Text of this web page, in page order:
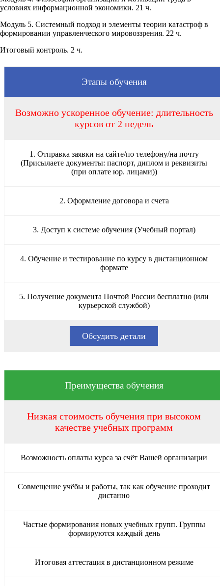
условиях информационной экономики. 21 ч.
Модуль 5. Системный подход и элементы теории катастроф в
формировании управленческого мировоззрения. 22 ч.
Итоговый контроль. 2 ч.
Этапы обучения
Возможно ускоренное обучение: длительность
курсов от 2 недель
1. Отправка заявки на сайте/по телефону/на почту
(Присылаете документы: паспорт, диплом и реквизиты
(при оплате юр. лицами))
2. Оформление договора и счета
3. Доступ к системе обучения (Учебный портал)
4. Обучение и тестирование по курсу в дистанционном
формате
5. Получение документа Почтой России бесплатно (или
курьерской службой)
Обсудить детали
Преимущества обучения
Низкая стоимость обучения при высоком
качестве учебных программ
Возможность оплаты курса за счёт Вашей организации
Совмещение учёбы и работы, так как обучение проходит
дистанно
Частые формирования новых учебных групп. Группы
формируются каждый день
Итоговая аттестация в дистанционном режиме